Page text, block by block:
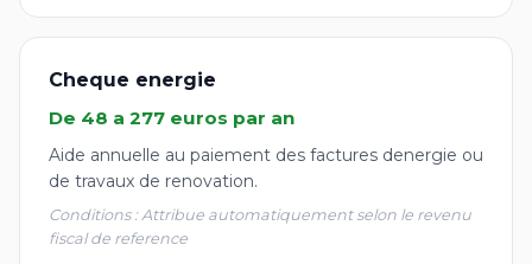
Cheque energie
De 48 a 277 euros par an
Aide annuelle au paiement des factures denergie ou
de travaux de renovation.
Conditions : Attribue automatiquement selon le revenu
fiscal de reference